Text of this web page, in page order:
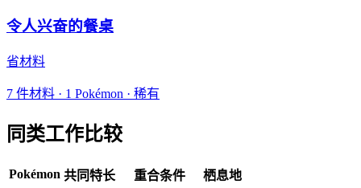
令人兴奋的餐桌
省材料
7 件材料 · 1 Pokémon · 稀有
同类工作比较
Pokémon 共同特长 重合条件
栖息地